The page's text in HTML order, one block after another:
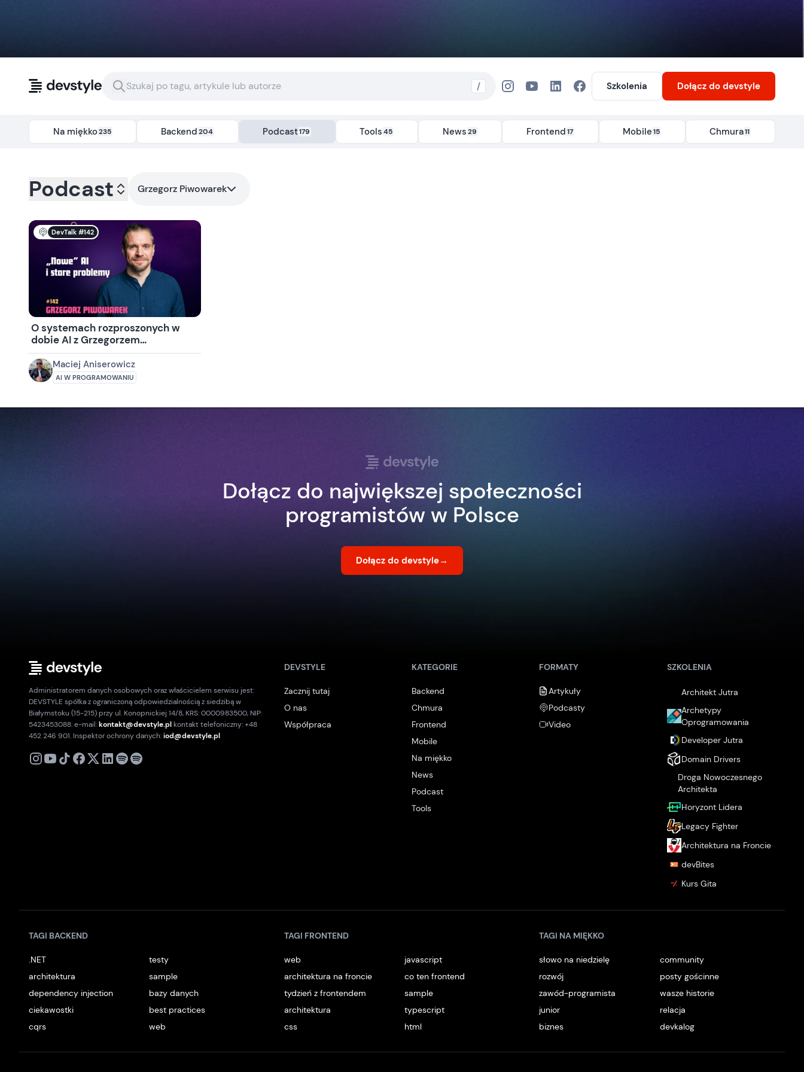
/ Szkolenia Dołącz do devstyle
Na miękko235 Backend204 Podcast179 Tools 45 News29 Frontend17 Mobile15 Chmura11
Kategoria:
Podcast Grzegorz Piwowarek
DevTalk #142
O systemach rozproszonych w
dobie AI z Grzegorzem
Piwowarkiem
Maciej Aniserowicz
AI W PROGRAMOWANIU
Dołącz do największej społeczności
programistów w Polsce
Dołącz do devstyle→
Administratorem danych osobowych oraz właścicielem serwisu jest:
DEVSTYLE spółka z ograniczoną odpowiedzialnością z siedzibą w
Białymstoku (15-215) przy ul. Konopnickiej 14/8, KRS: 0000983500, NIP:
5423453088. e-mail:kontakt@devstyle.plkontakt telefoniczny: +48
452 246 901. Inspektor ochrony danych:iod@devstyle.pl
X
DEVSTYLE
Zacznij tutaj
O nas
Współpraca
KATEGORIE
Backend
Chmura
Frontend
Mobile
Na miękko
News
Podcast
Tools
FORMATY
Artykuły
Podcasty
Video
SZKOLENIA
Architekt Jutra
Archetypy
Oprogramowania
Developer Jutra
Domain Drivers
Droga Nowoczesnego
Architekta
Horyzont Lidera
Legacy Fighter
Architektura na Froncie
devBites
Kurs Gita
TAGI BACKEND
.NET
testy
architektura
sample
dependency injection
bazy danych
ciekawostki
best practices
cqrs
web
TAGI FRONTEND
web
javascript
architektura na froncie
co ten frontend
tydzień z frontendem
sample
architektura
typescript
css
html
TAGI NA MIĘKKO
słowo na niedzielę
community
rozwój
posty gościnne
zawód-programista
wasze historie
junior
relacja
biznes
devkalog